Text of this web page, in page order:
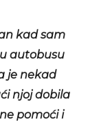
kad sam
autobusu
je nekad
njoj dobila
pomoći i